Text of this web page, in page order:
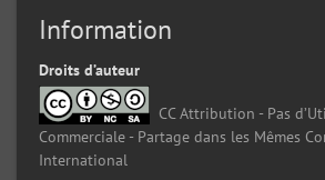
Information
Droits d’auteur
CC Attribution - Pas
Commerciale - Partage dans les Mêmes
International